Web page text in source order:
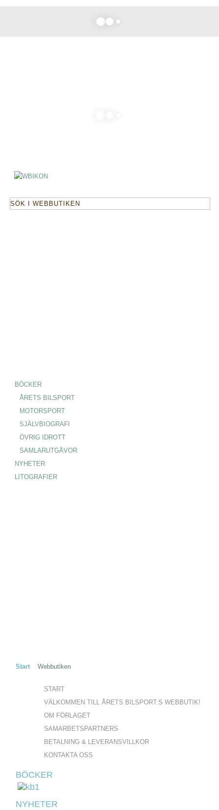
BÖCKER
ÅRETS BILSPORT
MOTORSPORT
SJÄLVBIOGRAFI
ÖVRIG IDROTT
SAMLARUTGÅVOR
NYHETER
LITOGRAFIER
Start Webbutiken
START
VÄLKOMMEN TILL ÅRETS BILSPORT:S WEBBUTIK!
OM FÖRLAGET
SAMARBETSPARTNERS
BETALNING & LEVERANSVILLKOR
KONTAKTA OSS
BÖCKER
NYHETER